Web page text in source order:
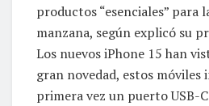
productos “esenciales” para
manzana, según explicó su
Los nuevos iPhone 15 han
gran novedad, estos
primera vez un puerto USB-